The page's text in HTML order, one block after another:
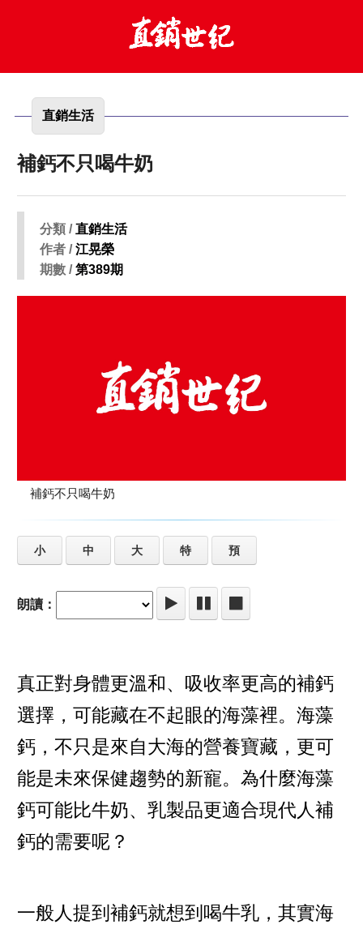
直銷生活
補鈣不只喝牛奶
分類 /直銷生活
作者 /江晃榮
期數 /第389期
補鈣不只喝牛奶
小 中 大 特 預
朗讀：
真正對身體更溫和、吸收率更高的補鈣
選擇，可能藏在不起眼的海藻裡。海藻
鈣，不只是來自大海的營養寶藏，更可
能是未來保健趨勢的新寵。為什麼海藻
鈣可能比牛奶、乳製品更適合現代人補
鈣的需要呢？
一般人提到補鈣就想到喝牛乳，其實海